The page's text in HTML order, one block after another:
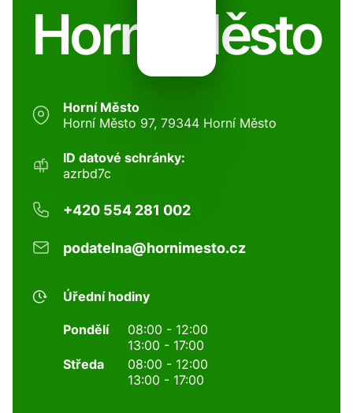
Horní Město
Horní Město
Horní Město 97, 79344 Horní Město
ID datové schránky:
azrbd7c
+420 554 281 002
podatelna@hornimesto.cz
Úřední hodiny
Pondělí
08:00 - 12:00
13:00 - 17:00
Středa
08:00 - 12:00
13:00 - 17:00